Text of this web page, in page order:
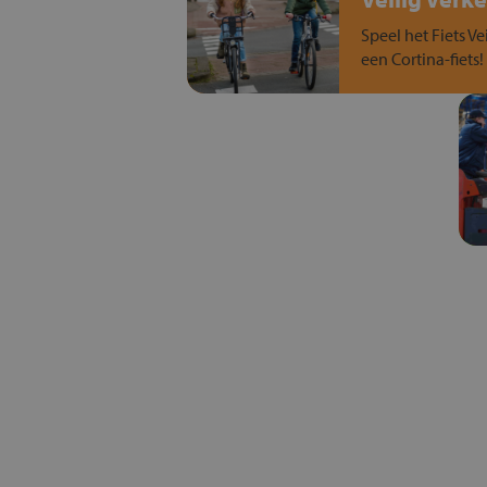
Speel het Fiets
een Cortina-fiets!